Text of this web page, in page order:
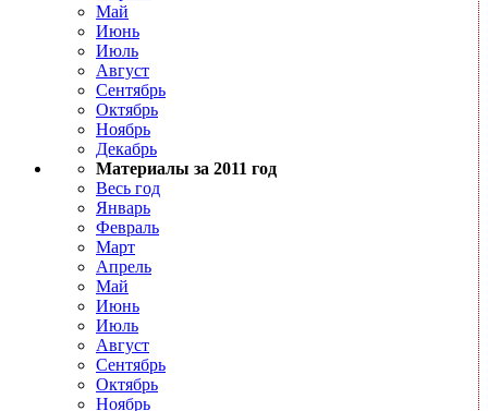
Май
Июнь
Июль
Август
Сентябрь
Октябрь
Ноябрь
Декабрь
Материалы за 2011 год
Весь год
Январь
Февраль
Март
Апрель
Май
Июнь
Июль
Август
Сентябрь
Октябрь
Ноябрь